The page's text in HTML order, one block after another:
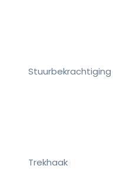
Stuurbekrachtiging
Trekhaak